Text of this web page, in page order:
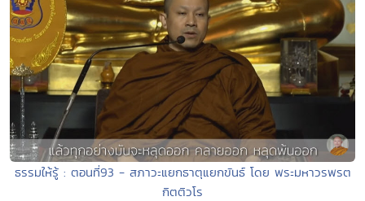
ธรรมให้รู้ : ตอนที่93 - สภาวะแยกธาตุแยกขันธ์ โดย พระมหาวรพรต
กิตติวโร